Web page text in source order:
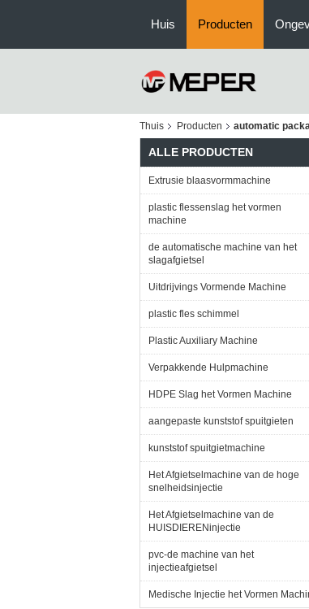
Huis Producten
Thuis Producten automatic
ALLE PRODUCTEN
Extrusie blaasvormmachine
plastic flessenslag het vormen
machine
de automatische machine van het
slagafgietsel
Uitdrijvings Vormende Machine
plastic fles schimmel
Plastic Auxiliary Machine
Verpakkende Hulpmachine
HDPE Slag het Vormen Machine
aangepaste kunststof spuitgieten
kunststof spuitgietmachine
Het Afgietselmachine van de hoge
snelheidsinjectie
Het Afgietselmachine van de
HUISDIERENinjectie
pvc-de machine van het
injectieafgietsel
Medische Injectie het Vormen